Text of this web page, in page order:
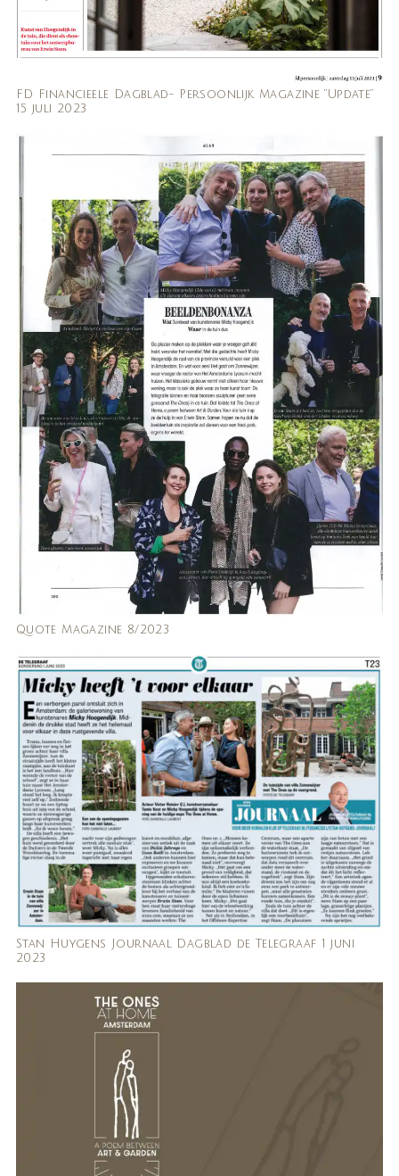
FD Financieele Dagblad- Persoonlijk Magazine “Update”
15 juli 2023
Quote Magazine 8/2023
Stan Huygens Journaal Dagblad de Telegraaf 1 juni
2023